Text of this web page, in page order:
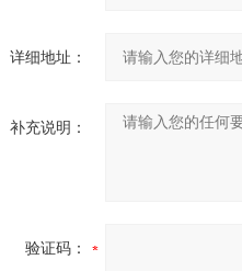
详细地址：
补充说明：
验证码：